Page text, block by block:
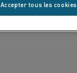
Accepter tous les cookies